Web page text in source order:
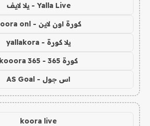
Yalla Live - يلا لايف
كورة اون لاين - koora onl
يلا كورة - yallakora
كورة 365 - kooora 365
اس جول - AS Goal
koora live